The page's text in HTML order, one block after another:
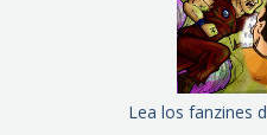
Lea los fanzines